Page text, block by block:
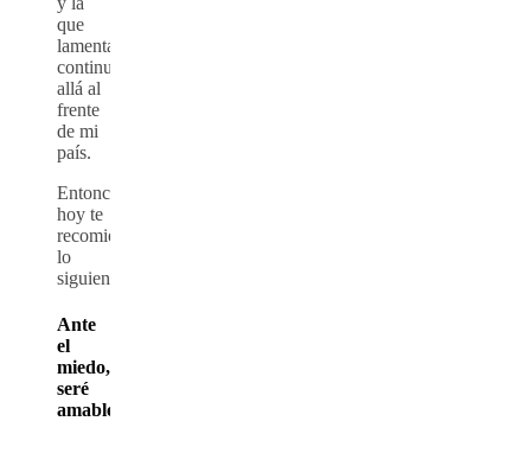
que
lamentablemente
continua
allá al
frente
de mi
país.
Entonces,
hoy te
recomiendo
lo
siguiente:
Ante
el
miedo,
seré
amable.